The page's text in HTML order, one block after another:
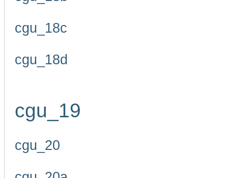
cgu_18c
cgu_18d
cgu_19
cgu_20